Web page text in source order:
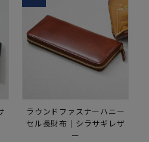
ラウンドファスナーハニー
セル長財布｜シラサギレザ
ー